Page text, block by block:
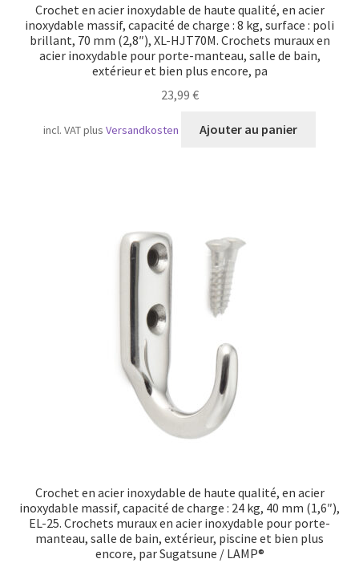
Crochet en acier inoxydable de haute qualité, en acier
inoxydable massif, capacité de charge : 8 kg, surface : poli
brillant, 70 mm (2,8″), XL-HJT70M. Crochets muraux en
acier inoxydable pour porte-manteau, salle de bain,
extérieur et bien plus encore, pa
23,99 €
incl. VATplusVersandkosten Ajouter au panier
Crochet en acier inoxydable de haute qualité, en acier
inoxydable massif, capacité de charge : 24 kg, 40 mm (1,6″),
EL-25. Crochets muraux en acier inoxydable pour porte-
manteau, salle de bain, extérieur, piscine et bien plus
encore, par Sugatsune / LAMP®